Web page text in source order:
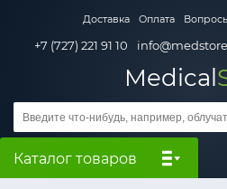
Доставка Оплата
+7 (727) 221 91 10
Medical
Каталог товаров